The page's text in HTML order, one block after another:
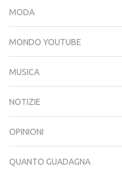
MODA
MONDO YOUTUBE
MUSICA
NOTIZIE
OPINIONI
QUANTO GUADAGNA